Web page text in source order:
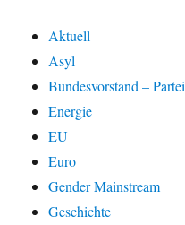
Aktuell
Asyl
Bundesvorstand – Partei
Energie
EU
Euro
Gender Mainstream
Geschichte